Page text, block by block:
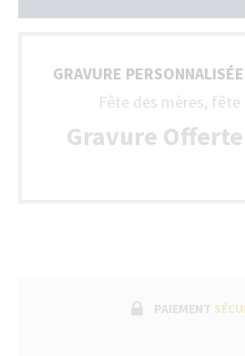
GRAVURE
Fête des mères, fête
Gravure Offerte
PAIEMENT